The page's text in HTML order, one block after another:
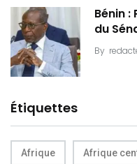
Bénin
du
By
Étiquettes
Afrique Afrique